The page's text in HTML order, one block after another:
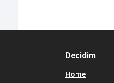
Decidim
Home